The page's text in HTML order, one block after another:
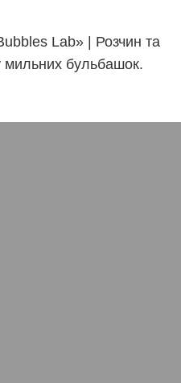
Lab» | Розчин та
бульбашок.